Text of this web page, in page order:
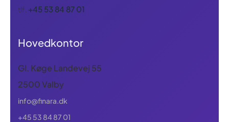
tlf. +45 53 84 87 01
Hovedkontor
Gl. Køge Landevej 55
2500 Valby
info@finara.dk
+45 53 84 87 01